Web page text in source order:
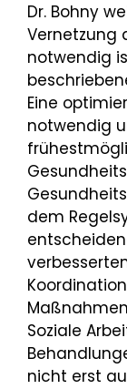
Dr. Bohny
Vernetzung
notwendig
Eine
notwendig
dem
Soziale
nicht erst